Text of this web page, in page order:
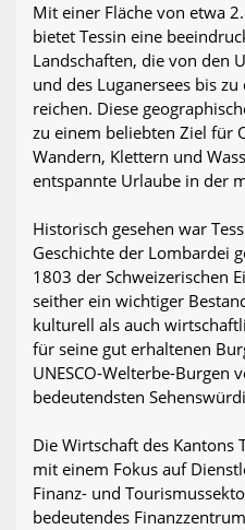
Mit einer Fläche von etwa
bietet Tessin eine
Landschaften, die von den
und des Luganersees bis
reichen. Diese
zu einem beliebten Ziel für
Wandern, Klettern und
entspannte Urlaube in der
Historisch gesehen war
Geschichte der Lombardei
1803 der Schweizerischen
seither ein wichtiger
kulturell als auch
für seine gut erhaltenen
UNESCO-Welterbe-Burgen
bedeutendsten
Die Wirtschaft des Kantons
mit einem Fokus auf
Finanz- und
bedeutendes